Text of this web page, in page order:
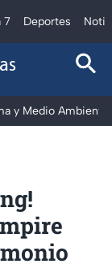
7 Deportes
y Medio Ambiente